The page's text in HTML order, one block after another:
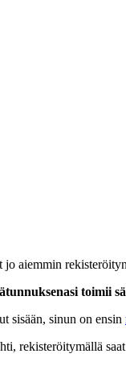
jo aiemmin
toimii
sisään, sinun on ensin
rekisteröitymällä